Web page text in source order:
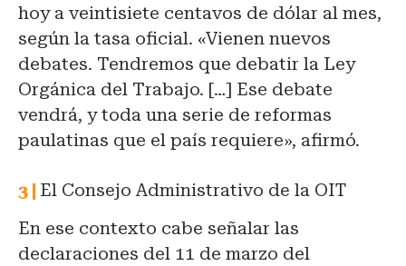
hoy a veintisiete centavos de dólar al mes,
según la tasa oficial. «Vienen nuevos
debates. Tendremos que debatir la Ley
Orgánica del Trabajo. […] Ese debate
vendrá, y toda una serie de reformas
paulatinas que el país requiere», afirmó.
El Consejo Administrativo de la OIT
En ese contexto cabe señalar las
declaraciones del 11 de marzo del